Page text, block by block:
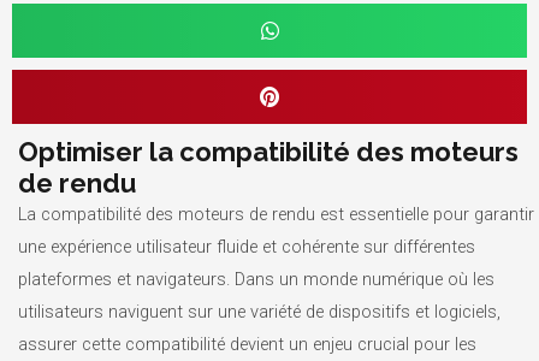
Optimiser la compatibilité des moteurs
de rendu
La compatibilité des moteurs de rendu est essentielle pour garantir
une expérience utilisateur fluide et cohérente sur différentes
plateformes et navigateurs. Dans un monde numérique où les
utilisateurs naviguent sur une variété de dispositifs et logiciels,
assurer cette compatibilité devient un enjeu crucial pour les